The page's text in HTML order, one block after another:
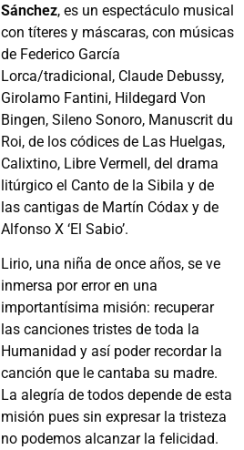
Sánchez, es un espectáculo musical
con títeres y máscaras, con músicas
de Federico García
Lorca/tradicional, Claude Debussy,
Girolamo Fantini, Hildegard Von
Bingen, Sileno Sonoro, Manuscrit du
Roi, de los códices de Las Huelgas,
Calixtino, Libre Vermell, del drama
litúrgico el Canto de la Sibila y de
las cantigas de Martín Códax y de
Alfonso X ‘El Sabio’.
Lirio, una niña de once años, se ve
inmersa por error en una
importantísima misión: recuperar
las canciones tristes de toda la
Humanidad y así poder recordar la
canción que le cantaba su madre.
La alegría de todos depende de esta
misión pues sin expresar la tristeza
no podemos alcanzar la felicidad.